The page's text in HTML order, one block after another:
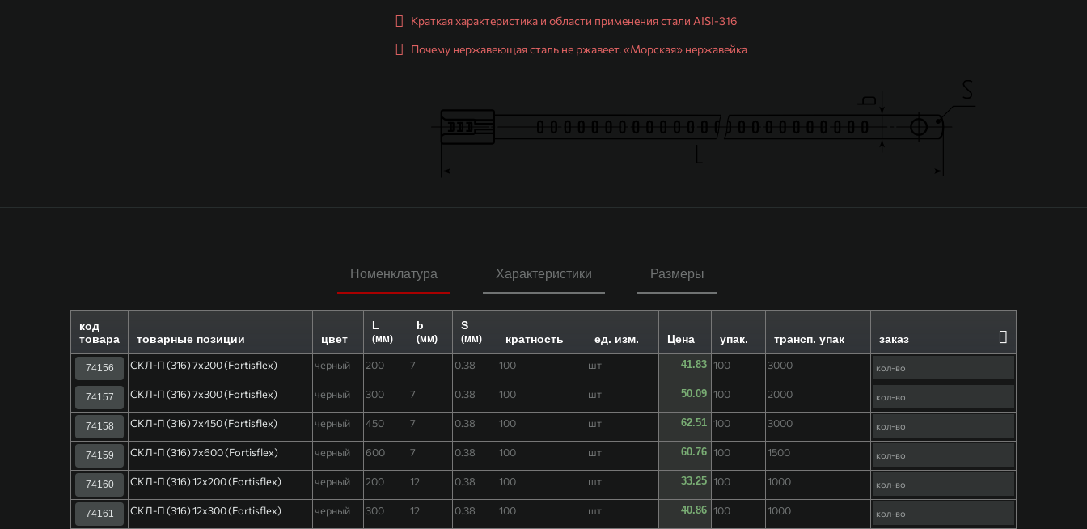
Краткая характеристика и области применения стали AISI-316
Почему нержавеющая сталь не ржавеет. «Морская» нержавейка
Номенклатура Характеристики Размеры
код
товара
товарные позиции цвет
L
(мм)
b
(мм)
S
(мм) кратность ед. изм. Цена упак. трансп. упак заказ
74156 СКЛ-П (316) 7х200 (Fortisflex) черный 200 7 0.38 100 шт 41.83 100 3000
74157 СКЛ-П (316) 7х300 (Fortisflex) черный 300 7 0.38 100 шт 50.09 100 2000
74158 СКЛ-П (316) 7х450 (Fortisflex) черный 450 7 0.38 100 шт 62.51 100 3000
74159 СКЛ-П (316) 7х600 (Fortisflex) черный 600 7 0.38 100 шт 60.76 100 1500
74160 СКЛ-П (316) 12х200 (Fortisflex) черный 200 12 0.38 100 шт 33.25 100 1000
74161 СКЛ-П (316) 12х300 (Fortisflex) черный 300 12 0.38 100 шт 40.86 100 1000